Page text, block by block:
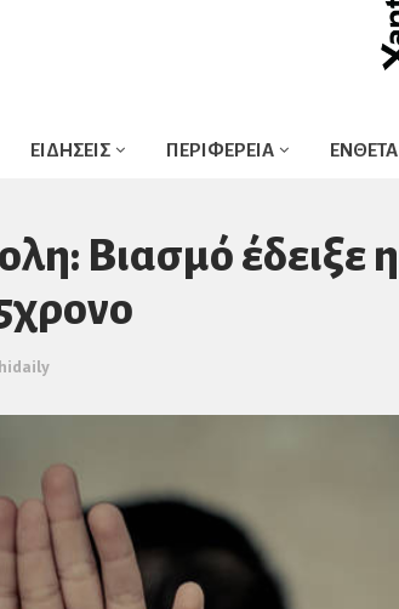
ΕΙΔΗΣΕΙΣ ΠΕΡΙΦΕΡΕΙΑ ΕΝΘΕΤΑ
Βιασμό έδειξε η